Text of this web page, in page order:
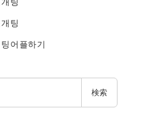
팅
어플하기
検索